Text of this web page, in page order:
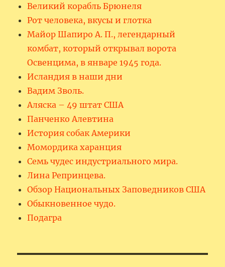
Великий корабль Брюнеля
Рот человека, вкусы и глотка
Майор Шапиро А. П., легендарный
комбат, который открывал ворота
Освенцима, в январе 1945 года.
Исландия в наши дни
Вадим Зволь.
Аляска – 49 штат США
Панченко Алевтина
История собак Америки
Момордика харанция
Семь чудес индустриального мира.
Лина Репринцева.
Обзор Национальных Заповедников США
Обыкновенное чудо.
Подагра